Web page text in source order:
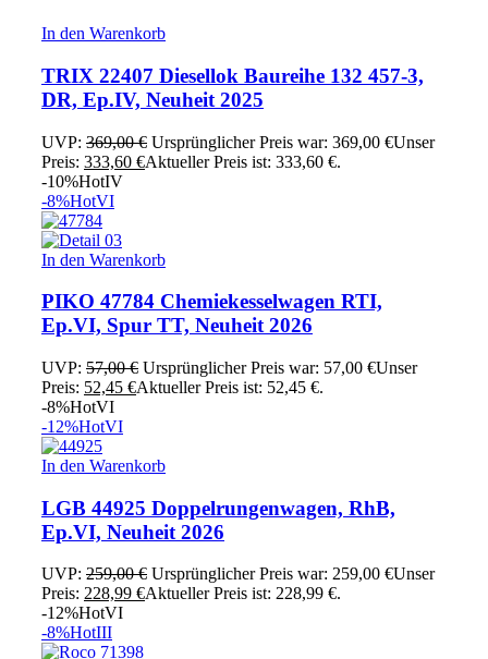
In den Warenkorb
TRIX 22407 Diesellok Baureihe 132 457-3,
DR, Ep.IV, Neuheit 2025
UVP: 369,00€ Ursprünglicher Preis war: 369,00 €Unser
Preis: 333,60 €Aktueller Preis ist: 333,60 €.
-10%HotIV
-8%HotVI
In den Warenkorb
PIKO 47784 Chemiekesselwagen RTI,
Ep.VI, Spur TT, Neuheit 2026
UVP: 57,00€ Ursprünglicher Preis war: 57,00 €Unser
Preis: 52,45 €Aktueller Preis ist: 52,45 €.
-8%HotVI
-12%HotVI
In den Warenkorb
LGB 44925 Doppelrungenwagen, RhB,
Ep.VI, Neuheit 2026
UVP: 259,00€ Ursprünglicher Preis war: 259,00 €Unser
Preis: 228,99 €Aktueller Preis ist: 228,99 €.
-12%HotVI
-8%HotIII